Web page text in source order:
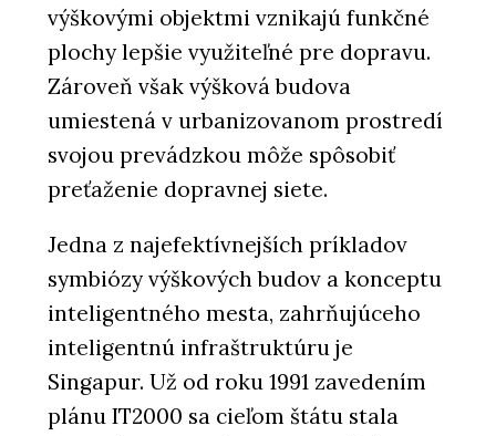
výškovými objektmi vznikajú funkčné
plochy lepšie využiteľné pre dopravu.
Zároveň však výšková budova
umiestená v urbanizovanom prostredí
svojou prevádzkou môže spôsobiť
preťaženie dopravnej siete.
Jedna z najefektívnejších príkladov
symbiózy výškových budov a konceptu
inteligentného mesta, zahrňujúceho
inteligentnú infraštruktúru je
Singapur. Už od roku 1991 zavedením
plánu IT2000 sa cieľom štátu stala